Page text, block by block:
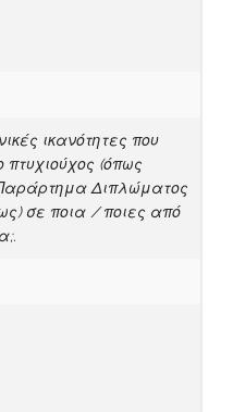
ικανότητες που
πτυχιούχος (όπως
Διπλώματος
σε ποια / ποιες από